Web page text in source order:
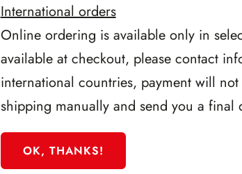
International orders
Online ordering is available only in
available at checkout, please contact
international countries, payment will
shipping manually and send you a final
OK, THANKS!